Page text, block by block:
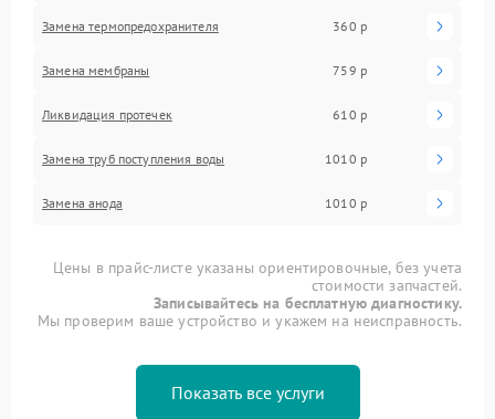
Замена термопредохранителя 360 р
Замена мембраны 759 р
Ликвидация протечек 610 р
Замена труб поступления воды 1010 р
Замена анода 1010 р
Цены в прайс-листе указаны ориентировочные, без учета
стоимости запчастей.
Записывайтесь на бесплатную диагностику.
Мы проверим ваше устройство и укажем на неисправность.
Показать все услуги